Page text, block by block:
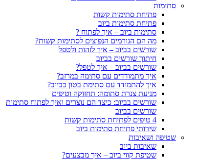
סתימות
פתיחת סתימות קשות
פתיחת סתימות ביוב
סתימות ביוב – איך לפתוח ?
מה הם הגורמים הנפוצים לסתימות קשות?
שורשים בביוב – איך לזהות ולטפל
חיתוך שורשים בביוב
שורשים בביוב – איך לטפל?
איך מתמודדים עם סתימה במרזב?
איך להתמודד עם סתימת בטון בביוב?
מניעת צנרת סתומה: תחזוקה וטיפים
שורשים בביוב: כיצד הם נוצרים ואיך לפתוח סתימות
שורשים בביוב
4 טיפים לפתיחת סתימות קשות
שירותי פתיחת סתימות ביוב
שטיפה ושאיבות
שאיבות ביוב
שטיפת קווי ביוב – איך מבצעים?